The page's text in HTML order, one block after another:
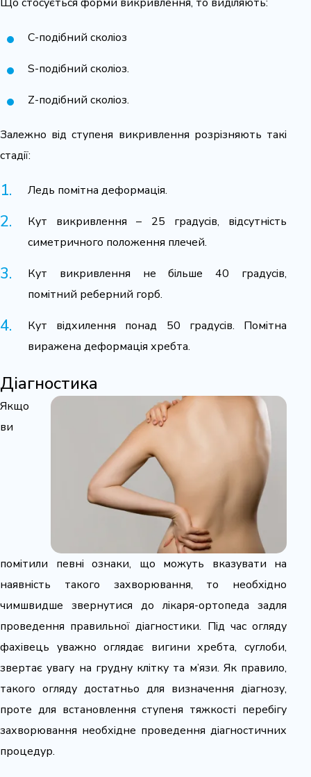
С-подібний сколіоз
S-подібний сколіоз.
Z-подібний сколіоз.
Залежно від ступеня викривлення розрізняють такі
стадії:
Ледь помітна деформація.
Кут викривлення – 25 градусів, відсутність
симетричного положення плечей.
Кут викривлення не більше 40 градусів,
помітний реберний горб.
Кут відхилення понад 50 градусів. Помітна
виражена деформація хребта.
Діагностика
Якщо
ви
помітили певні ознаки, що можуть вказувати на
наявність такого захворювання, то необхідно
чимшвидше звернутися до лікаря-ортопеда задля
проведення правильної діагностики. Під час огляду
фахівець уважно оглядає вигини хребта, суглоби,
звертає увагу на грудну клітку та м’язи. Як правило,
такого огляду достатньо для визначення діагнозу,
проте для встановлення ступеня тяжкості перебігу
захворювання необхідне проведення діагностичних
процедур.